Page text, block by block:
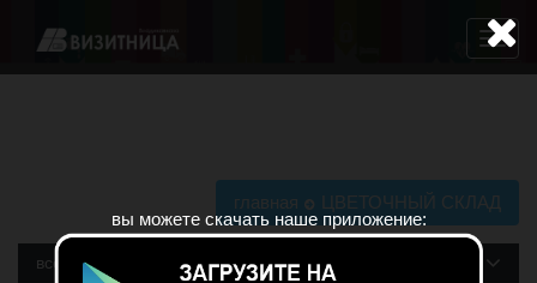
главная ЦВЕТОЧНЫЙ СКЛАД
все рубрики
вы можете скачать наше приложение: